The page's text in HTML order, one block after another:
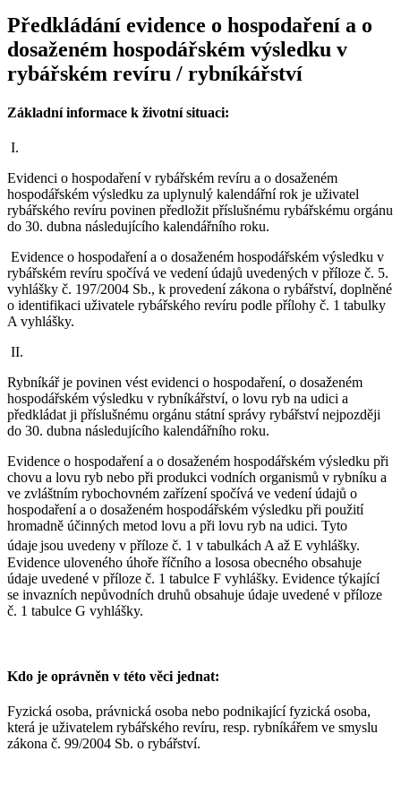
Předkládání evidence o hospodaření a o
dosaženém hospodářském výsledku v
rybářském revíru / rybníkářství
Základní informace k životní situaci:
I.
Evidenci o hospodaření v rybářském revíru a o dosaženém
hospodářském výsledku za uplynulý kalendářní rok je uživatel
rybářského revíru povinen předložit příslušnému rybářskému orgánu
do 30. dubna následujícího kalendářního roku.
Evidence o hospodaření a o dosaženém hospodářském výsledku v
rybářském revíru spočívá ve vedení údajů uvedených v příloze č. 5.
vyhlášky č. 197/2004 Sb., k provedení zákona o rybářství, doplněné
o identifikaci uživatele rybářského revíru podle přílohy č. 1 tabulky
A vyhlášky.
II.
Rybníkář je povinen vést evidenci o hospodaření, o dosaženém
hospodářském výsledku v rybníkářství, o lovu ryb na udici a
předkládat ji příslušnému orgánu státní správy rybářství nejpozději
do 30. dubna následujícího kalendářního roku.
Evidence o hospodaření a o dosaženém hospodářském výsledku při
chovu a lovu ryb nebo při produkci vodních organismů v rybníku a
ve zvláštním rybochovném zařízení spočívá ve vedení údajů o
hospodaření a o dosaženém hospodářském výsledku při použití
hromadně účinných metod lovu a při lovu ryb na udici. Tyto
údajejsou uvedeny v příloze č. 1 v tabulkách A až E vyhlášky.
Evidence uloveného úhoře říčního a lososa obecného obsahuje
údaje uvedené v příloze č. 1 tabulce F vyhlášky. Evidence týkající
se invazních nepůvodních druhů obsahuje údaje uvedené v příloze
č. 1 tabulce G vyhlášky.
Kdo je oprávněn v této věci jednat:
Fyzická osoba, právnická osoba nebo podnikající fyzická osoba,
která je uživatelem rybářského revíru, resp. rybníkářem ve smyslu
zákona č. 99/2004 Sb. o rybářství.